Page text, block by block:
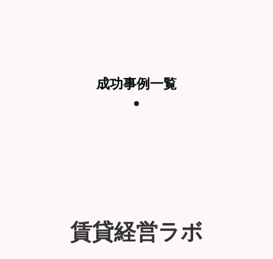
成功事例一覧
賃貸経営ラボ